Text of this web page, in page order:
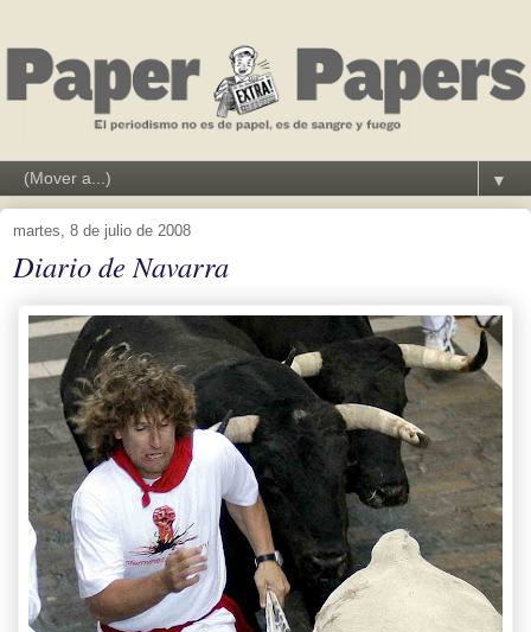
▼
martes, 8 de julio de 2008
Diario de Navarra